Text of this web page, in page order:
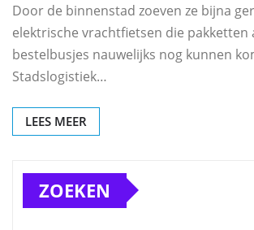
Door de binnenstad zoeven ze bijna
elektrische vrachtfietsen die pakketten
bestelbusjes nauwelijks nog kunnen
Stadslogistiek…
LEES MEER
ZOEKEN